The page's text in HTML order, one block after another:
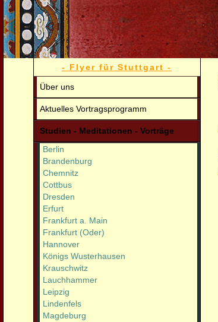
- Flyer für Stuttgart -
Über uns
Aktuelles Vortragsprogramm
Studien - Meditationen - Vorträge
Berlin
Brandenburg
Chemnitz
Cottbus
Dresden
Erfurt
Frankfurt a. Main
Frankfurt (Oder)
Hannover
Königs Wusterhausen
Krauschwitz
Lauchhammer
Leipzig
Lindenfels
Magdeburg